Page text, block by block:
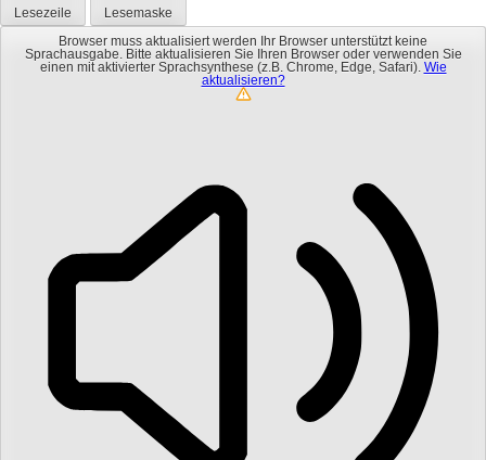
Lesezeile
Lesemaske
Browser muss aktualisiert werden
Ihr Browser unterstützt keine
Sprachausgabe. Bitte aktualisieren Sie Ihren Browser oder verwenden Sie
einen mit aktivierter Sprachsynthese (z.B. Chrome, Edge, Safari). Wie
aktualisieren?